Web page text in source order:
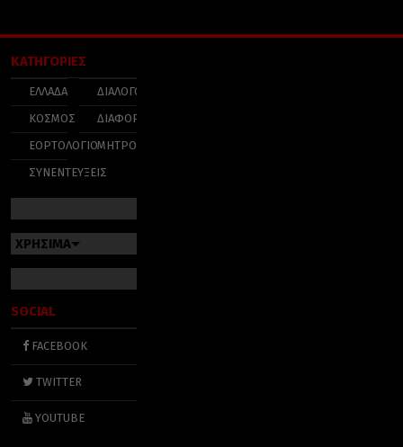
ΚΑΤΗΓΟΡΙΕΣ
ΕΛΛΑΔΑ
ΚΟΣΜΟΣ
ΕΟΡΤΟΛΟΓΙΟ
ΣΥΝΕΝΤΕΥΞΕΙΣ
ΔΙΑΛΟΓΟΣ
ΔΙΑΦΟΡΑ
ΜΗΤΡΟΠΟΛΕΙΣ
ΧΡΗΣΙΜΑ
SOCIAL
FACEBOOK
TWITTER
YOUTUBE